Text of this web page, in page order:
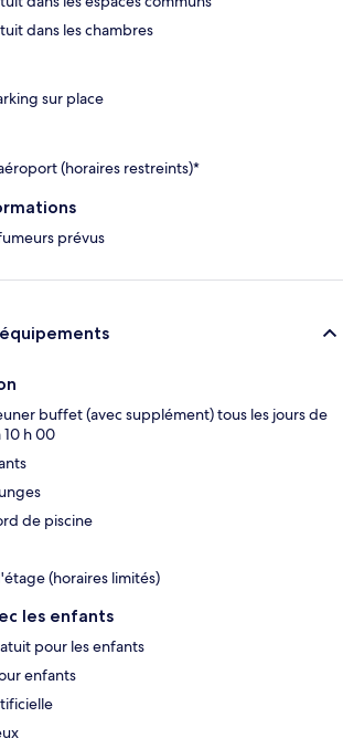
dans les chambres
sur place
(horaires restreints)*
prévus
buffet (avec supplément) tous les jours de
10 h 00
de piscine
(horaires limités)
les enfants
pour les enfants
enfants